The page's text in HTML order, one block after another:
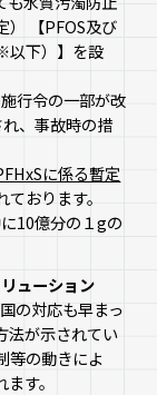
） 【PFOS及び
下）】を設
行令の一部が改
、事故時の措
に係る暫定
おります。
10億分の１gの
ューション
の対応も早まっ
法が示されてい
等の動きによ
す。